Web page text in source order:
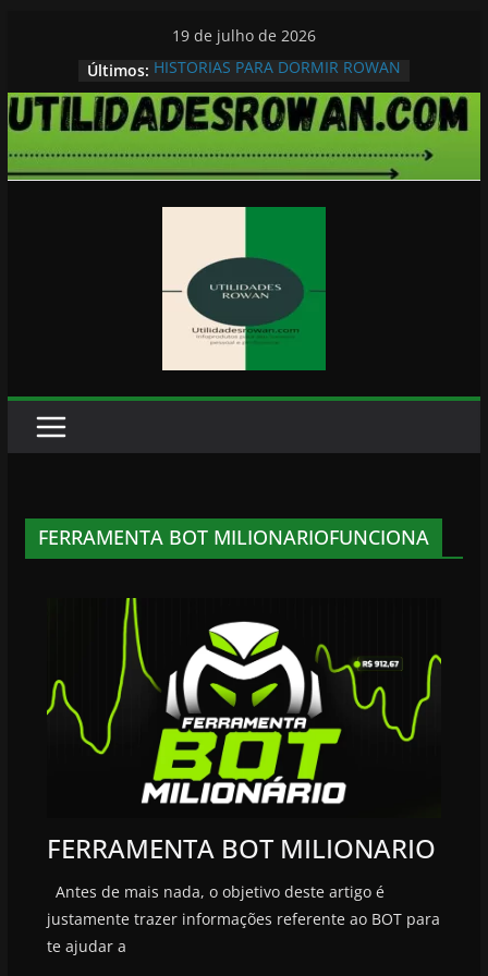
conteúdo
19 de julho de 2026
Últimos: HISTORIAS PARA DORMIR ROWAN
FERRAMENTA BOT MILIONARIOFUNCIONA
FERRAMENTA BOT MILIONARIO
Antes de mais nada, o objetivo deste artigo é
justamente trazer informações referente ao BOT para
te ajudar a